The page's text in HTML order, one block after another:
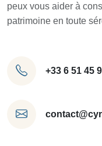
peux vous aider à
patrimoine en toute
+33 6 51 45